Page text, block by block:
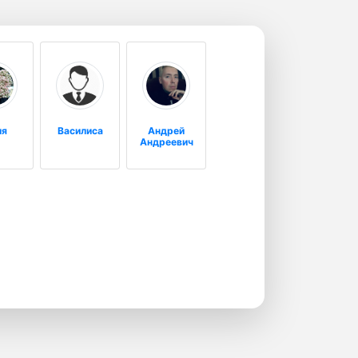
Василиса
Андрей
Андреевич